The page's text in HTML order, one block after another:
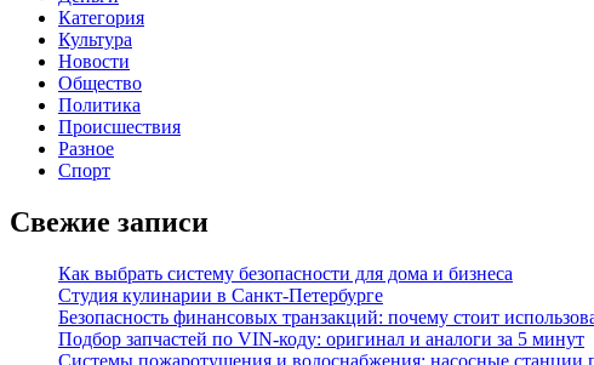
Категория
Культура
Новости
Общество
Политика
Происшествия
Разное
Спорт
Свежие записи
Как выбрать систему безопасности для дома и бизнеса
Студия кулинарии в Санкт-Петербурге
Безопасность финансовых транзакций: почему стоит
Подбор запчастей по VIN-коду: оригинал и аналоги за 5 минут
Системы пожаротушения и водоснабжения: насосные станции